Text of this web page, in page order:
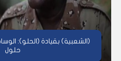
(الشعبية) بقيادة (الحلو):
حلول